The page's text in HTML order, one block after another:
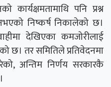
कार्यक्षमतामाथि पनि प्रश्न
निष्कर्ष निकालेको छ।
देखिएका कमजोरीलाई
छ। तर समितिले प्रतिवेदनमा
अन्तिम निर्णय सरकारकै